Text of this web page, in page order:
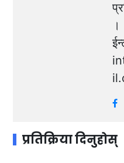
प्रतिक्रिया दिनुहोस्